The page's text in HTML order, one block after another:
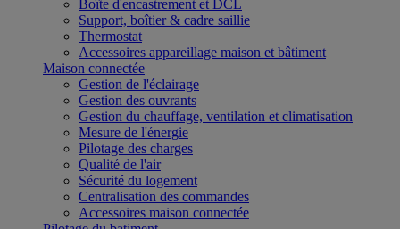
Boîte d'encastrement et DCL
Support, boîtier & cadre saillie
Thermostat
Accessoires appareillage maison et bâtiment
Maison connectée
Gestion de l'éclairage
Gestion des ouvrants
Gestion du chauffage, ventilation et climatisation
Mesure de l'énergie
Pilotage des charges
Qualité de l'air
Sécurité du logement
Centralisation des commandes
Accessoires maison connectée